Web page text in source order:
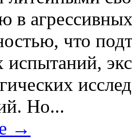
в
что
испытаний,
Но...
→